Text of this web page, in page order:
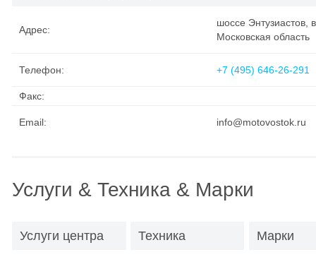
Адрес:
шоссе Энтузиастов,
Московская область
Телефон: +7 (495) 646-26-291
Факс:
Email: info@motovostok.ru
Услуги & Техника & Марки
Услуги центра Техника Марки